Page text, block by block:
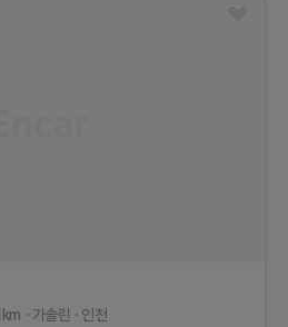
km 가솔린 인천